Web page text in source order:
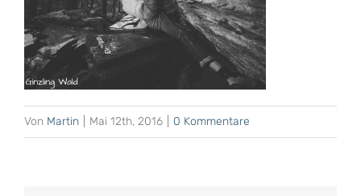
Von Martin Mai 12th, 2016 0 Kommentare